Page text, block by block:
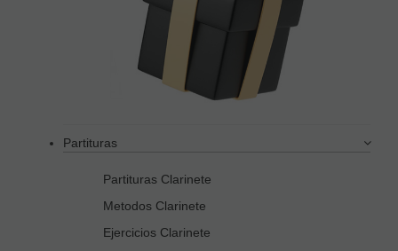
Partituras
Partituras Clarinete
Metodos Clarinete
Ejercicios Clarinete